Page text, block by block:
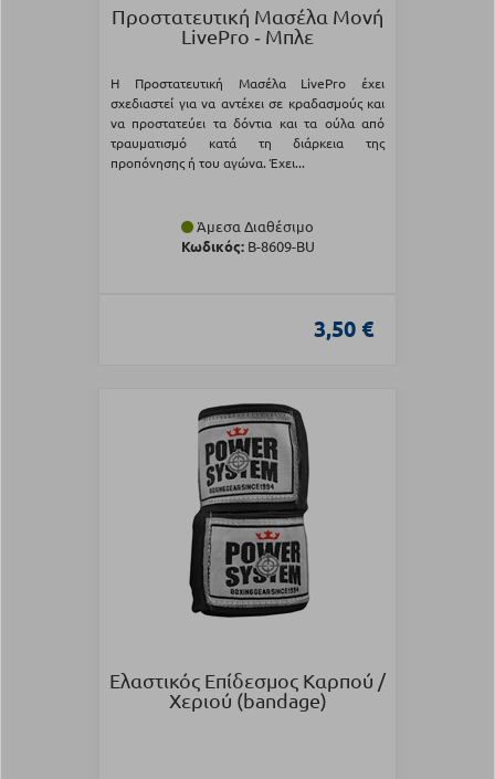
Προστατευτική Μασέλα Μονή
LivePro ‑ Μπλε
Η Προστατευτική Μασέλα LivePro έχει
σχεδιαστεί για να αντέχει σε κραδασμούς και
να προστατεύει τα δόντια και τα ούλα από
τραυματισμό κατά τη διάρκεια της
προπόνησης ή του αγώνα. Έχει...
Άμεσα Διαθέσιμο
Κωδικός:Β-8609-BU
3,50 €
Ελαστικός Επίδεσμος Καρπού /
Χεριού (bandage)